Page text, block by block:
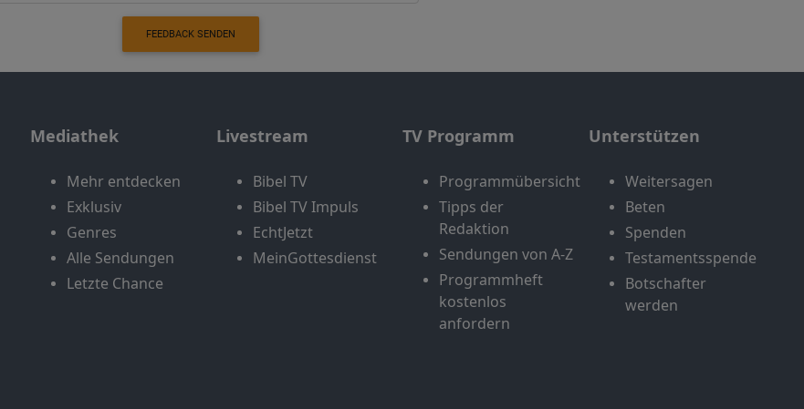
FEEDBACK SENDEN
Mediathek
Mehr entdecken
Exklusiv
Genres
Alle Sendungen
Letzte Chance
Livestream
Bibel TV
Bibel TV Impuls
EchtJetzt
MeinGottesdienst
TV Programm
Programmübersicht
Tipps der
Redaktion
Sendungen von A-Z
Programmheft
kostenlos
anfordern
Unterstützen
Weitersagen
Beten
Spenden
Testamentsspende
Botschafter
werden